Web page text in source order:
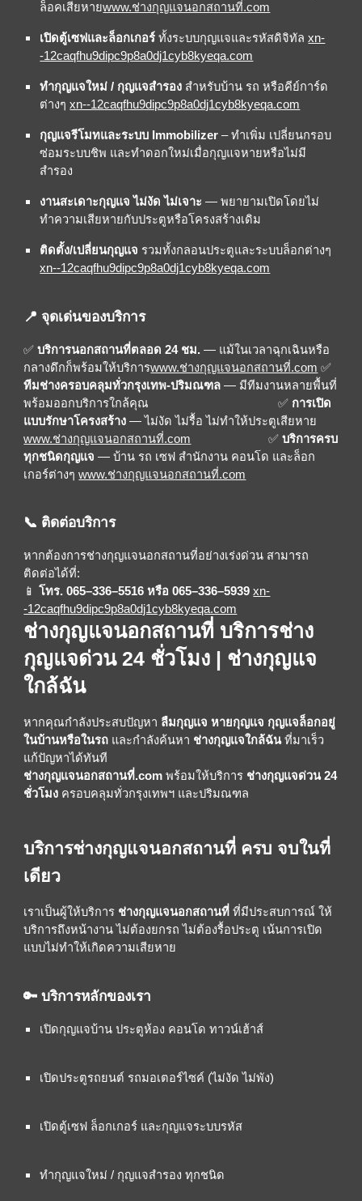
ล็อคเสียหายwww.ช่างกุญแจนอกสถานที่.com
เปิดตู้เซฟและล็อกเกอร์ ทั้งระบบกุญแจและรหัสดิจิทัล xn-
-12caqfhu9dipc9p8a0dj1cyb8kyeqa.com
ทำกุญแจใหม่ / กุญแจสำรอง สำหรับบ้าน รถ หรือคีย์การ์ด
ต่างๆ xn--12caqfhu9dipc9p8a0dj1cyb8kyeqa.com
กุญแจรีโมทและระบบ Immobilizer – ทำเพิ่ม เปลี่ยนกรอบ
ซ่อมระบบชิพ และทำดอกใหม่เมื่อกุญแจหายหรือไม่มี
สำรอง
งานสะเดาะกุญแจ ไม่งัด ไม่เจาะ — พยายามเปิดโดยไม่
ทำความเสียหายกับประตูหรือโครงสร้างเดิม
ติดตั้ง/เปลี่ยนกุญแจ รวมทั้งกลอนประตูและระบบล็อกต่างๆ
xn--12caqfhu9dipc9p8a0dj1cyb8kyeqa.com
📍 จุดเด่นของบริการ
✅บริการนอกสถานที่ตลอด 24 ชม. — แม้ในเวลาฉุกเฉินหรือ
กลางดึกก็พร้อมให้บริการwww.ช่างกุญแจนอกสถานที่.com ✅
ทีมช่างครอบคลุมทั่วกรุงเทพ-ปริมณฑล — มีทีมงานหลายพื้นที่
พร้อมออกบริการใกล้คุณ ✅ การเปิด
แบบรักษาโครงสร้าง — ไม่งัด ไม่รื้อ ไม่ทำให้ประตูเสียหาย
www.ช่างกุญแจนอกสถานที่.com ✅บริการครบ
ทุกชนิดกุญแจ — บ้าน รถ เซฟ สำนักงาน คอนโด และล็อก
เกอร์ต่างๆwww.ช่างกุญแจนอกสถานที่.com
📞 ติดต่อบริการ
หากต้องการช่างกุญแจนอกสถานที่อย่างเร่งด่วน สามารถ
ติดต่อได้ที่:
📱โทร. 065–336–5516 หรือ 065–336–5939 xn-
-12caqfhu9dipc9p8a0dj1cyb8kyeqa.com
ช่างกุญแจนอกสถานที่ บริการช่าง
กุญแจด่วน 24 ชั่วโมง | ช่างกุญแจ
ใกล้ฉัน
หากคุณกำลังประสบปัญหา ลืมกุญแจ หายกุญแจ กุญแจล็อกอยู่
ในบ้านหรือในรถ และกำลังค้นหา ช่างกุญแจใกล้ฉันที่มาเร็ว
แก้ปัญหาได้ทันที
ช่างกุญแจนอกสถานที่.com พร้อมให้บริการ ช่างกุญแจด่วน 24
ชั่วโมง ครอบคลุมทั่วกรุงเทพฯ และปริมณฑล
บริการช่างกุญแจนอกสถานที่ ครบ จบในที่
เดียว
เราเป็นผู้ให้บริการ ช่างกุญแจนอกสถานที่ ที่มีประสบการณ์ ให้
บริการถึงหน้างาน ไม่ต้องยกรถ ไม่ต้องรื้อประตู เน้นการเปิด
แบบไม่ทำให้เกิดความเสียหาย
🔑 บริการหลักของเรา
เปิดกุญแจบ้าน ประตูห้อง คอนโด ทาวน์เฮ้าส์
เปิดประตูรถยนต์ รถมอเตอร์ไซค์ (ไม่งัด ไม่พัง)
เปิดตู้เซฟ ล็อกเกอร์ และกุญแจระบบรหัส
ทำกุญแจใหม่ / กุญแจสำรอง ทุกชนิด